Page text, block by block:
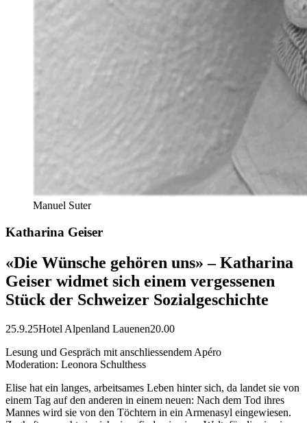
Manuel Suter
Katharina Geiser
«Die Wünsche gehören uns» – Katharina
Geiser widmet sich einem vergessenen
Stück der Schweizer Sozialgeschichte
25.9.25Hotel Alpenland Lauenen20.00
Lesung und Gespräch mit anschliessendem Apéro
Moderation: Leonora Schulthess
Elise hat ein langes, arbeitsames Leben hinter sich, da landet sie von
einem Tag auf den anderen in einem neuen: Nach dem Tod ihres
Mannes wird sie von den Töchtern in ein Armenasyl eingewiesen.